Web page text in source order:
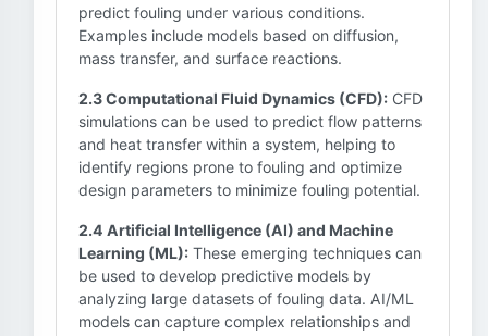
predict fouling under various conditions.
Examples include models based on diffusion,
mass transfer, and surface reactions.
2.3 Computational Fluid Dynamics (CFD): CFD
simulations can be used to predict flow patterns
and heat transfer within a system, helping to
identify regions prone to fouling and optimize
design parameters to minimize fouling potential.
2.4 Artificial Intelligence (AI) and Machine
Learning (ML): These emerging techniques can
be used to develop predictive models by
analyzing large datasets of fouling data. AI/ML
models can capture complex relationships and